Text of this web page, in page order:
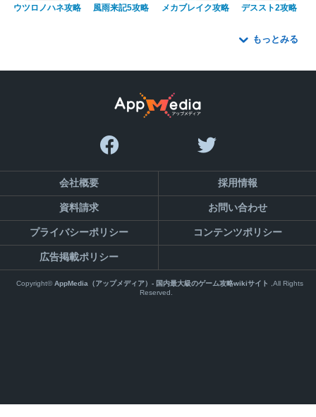
ウツロノハネ攻略 風雨来記5攻略 メカブレイク攻略 デススト2攻略
もっとみる
会社概要 採用情報
資料請求 お問い合わせ
プライバシーポリシー コンテンツポリシー
広告掲載ポリシー
Copyright©AppMedia（アップメディア）- 国内最大級のゲーム攻略wikiサイト ,All Rights
Reserved.